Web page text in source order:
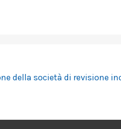
della società di revisione